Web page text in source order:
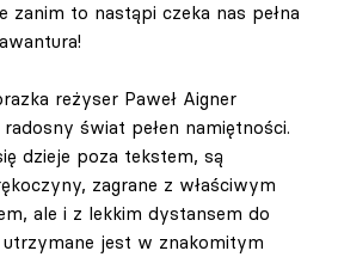
zanim to nastąpi czeka nas pełna
reżyser Paweł Aigner
świat pełen namiętności.
dzieje poza tekstem, są
zagrane z właściwym
ale i z lekkim dystansem do
jest w znakomitym